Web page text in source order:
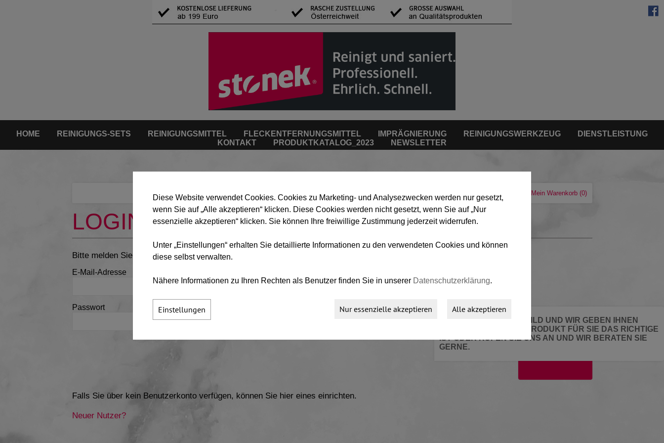
HOME REINIGUNGS-SETS REINIGUNGSMITTEL FLECKENTFERNUNGSMITTEL IMPRÄGNIERUNG REINIGUNGSWERKZEUG
DIENSTLEISTUNG
KONTAKT
PRODUKTKATALOG_2023 NEWSLETTER
SENDEN SIE UNS EIN BILD UND WIR GEBEN IHNEN
BESCHEID WELCHES PRODUKT FÜR SIE DAS RICHTIGE
IST ODER RUFEN SIE UNS AN UND WIR BERATEN SIE
GERNE.
Mein Warenkorb (0)
Login/Mein Konto
Merkliste
LOGIN/MEIN KONTO
Bitte melden Sie sich mit Ihrem Benutzernamen und Passwort an.
E-Mail-Adresse
Passwort
Falls Sie über kein Benutzerkonto verfügen, können Sie hier eines einrichten.
Neuer Nutzer?
Diese Website verwendet Cookies. Cookies zu Marketing- und Analysezwecken werden nur gesetzt,
wenn Sie auf „Alle akzeptieren“ klicken. Diese Cookies werden nicht gesetzt, wenn Sie auf „Nur
essenzielle akzeptieren“ klicken. Sie können Ihre freiwillige Zustimmung jederzeit widerrufen.
Unter „Einstellungen“ erhalten Sie detaillierte Informationen zu den verwendeten Cookies und können
diese selbst verwalten.
Nähere Informationen zu Ihren Rechten als Benutzer finden Sie in unserer Datenschutzerklärung.
Alle akzeptieren
Nur essenzielle akzeptieren
Einstellungen